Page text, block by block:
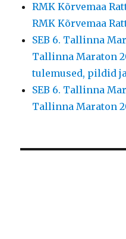
RMK Kõrvemaa
RMK Kõrvemaa
SEB 6. Tallinna
Tallinna Maraton
tulemused, pildid
SEB 6. Tallinna
Tallinna Maraton